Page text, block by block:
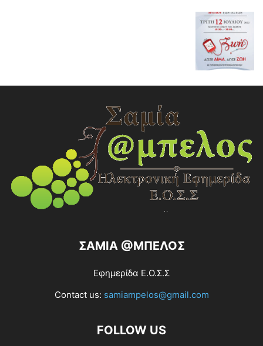
ΣΑΜΙΑ @ΜΠΕΛΟΣ
Εφημερίδα Ε.Ο.Σ.Σ
Contact us: samiampelos@gmail.com
FOLLOW US